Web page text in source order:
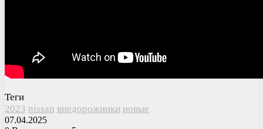
Теги
2023 nissan внедорожники новые
07.04.2025